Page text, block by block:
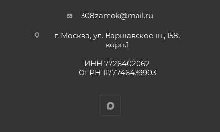
308zamok@mail.ru
г. Москва, ул. Варшавское ш., 158,
корп.1
ИНН 7726402062
ОГРН 1177746439903